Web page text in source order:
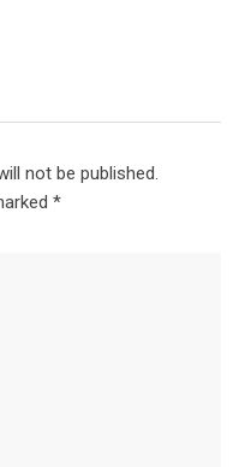
not be published.
*